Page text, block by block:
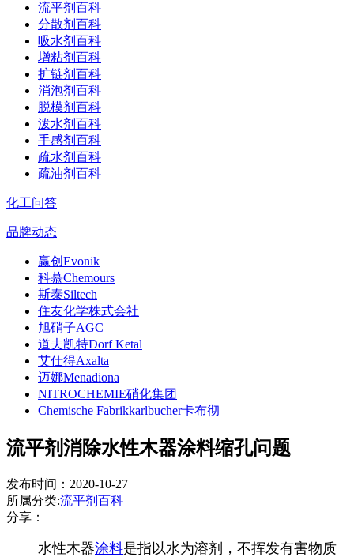
流平剂百科
分散剂百科
吸水剂百科
增粘剂百科
扩链剂百科
消泡剂百科
脱模剂百科
泼水剂百科
手感剂百科
疏水剂百科
疏油剂百科
化工问答
品牌动态
赢创Evonik
科慕Chemours
斯泰Siltech
住友化学株式会社
旭硝子AGC
道夫凯特Dorf Ketal
艾仕得Axalta
迈娜Menadiona
NITROCHEMIE硝化集团
Chemische Fabrikkarlbucher卡布彻
流平剂消除水性木器涂料缩孔问题
发布时间：2020-10-27
所属分类:流平剂百科
分享：
水性木器涂料是指以水为溶剂，不挥发有害物质